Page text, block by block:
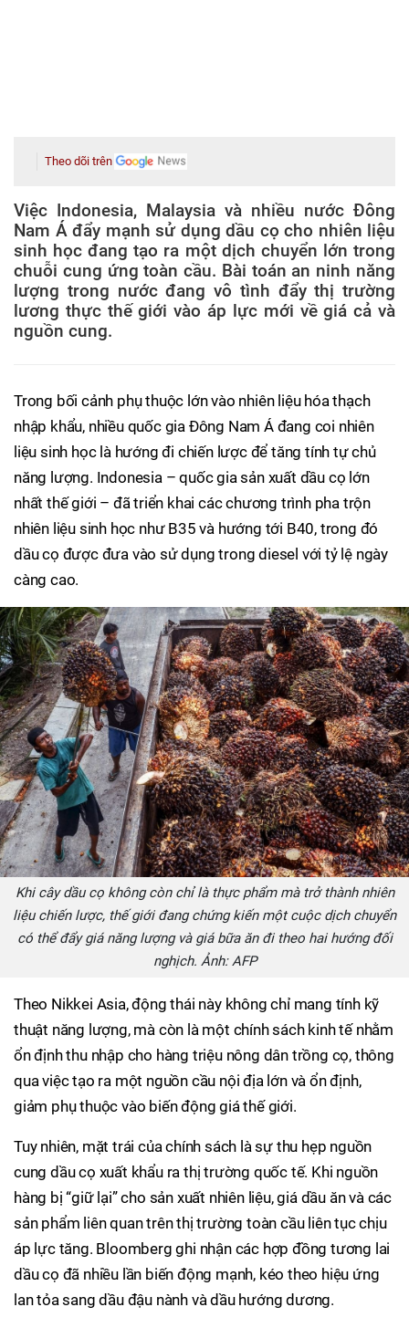
Theo dõi trên
Việc Indonesia, Malaysia và nhiều nước Đông
Nam Á đẩy mạnh sử dụng dầu cọ cho nhiên liệu
sinh học đang tạo ra một dịch chuyển lớn trong
chuỗi cung ứng toàn cầu. Bài toán an ninh năng
lượng trong nước đang vô tình đẩy thị trường
lương thực thế giới vào áp lực mới về giá cả và
nguồn cung.
Trong bối cảnh phụ thuộc lớn vào nhiên liệu hóa thạch
nhập khẩu, nhiều quốc gia Đông Nam Á đang coi nhiên
liệu sinh học là hướng đi chiến lược để tăng tính tự chủ
năng lượng. Indonesia – quốc gia sản xuất dầu cọ lớn
nhất thế giới – đã triển khai các chương trình pha trộn
nhiên liệu sinh học như B35 và hướng tới B40, trong đó
dầu cọ được đưa vào sử dụng trong diesel với tỷ lệ ngày
càng cao.
Khi cây dầu cọ không còn chỉ là thực phẩm mà trở thành nhiên
liệu chiến lược, thế giới đang chứng kiến một cuộc dịch chuyển
có thể đẩy giá năng lượng và giá bữa ăn đi theo hai hướng đối
nghịch. Ảnh: AFP
Theo Nikkei Asia, động thái này không chỉ mang tính kỹ
thuật năng lượng, mà còn là một chính sách kinh tế nhằm
ổn định thu nhập cho hàng triệu nông dân trồng cọ, thông
qua việc tạo ra một nguồn cầu nội địa lớn và ổn định,
giảm phụ thuộc vào biến động giá thế giới.
Tuy nhiên, mặt trái của chính sách là sự thu hẹp nguồn
cung dầu cọ xuất khẩu ra thị trường quốc tế. Khi nguồn
hàng bị “giữ lại” cho sản xuất nhiên liệu, giá dầu ăn và các
sản phẩm liên quan trên thị trường toàn cầu liên tục chịu
áp lực tăng. Bloomberg ghi nhận các hợp đồng tương lai
dầu cọ đã nhiều lần biến động mạnh, kéo theo hiệu ứng
lan tỏa sang dầu đậu nành và dầu hướng dương.